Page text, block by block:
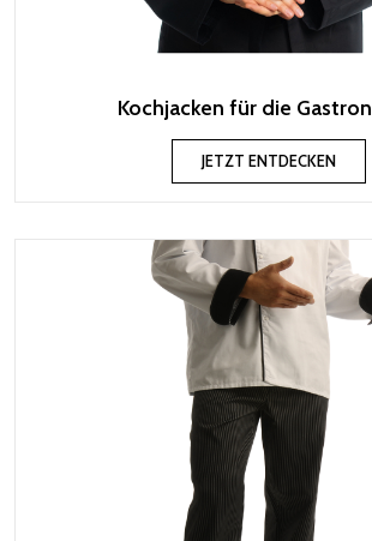
Kochjacken für die
JETZT ENTDECKEN